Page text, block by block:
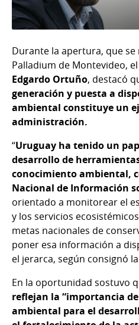
Durante la apertura, que se
Palladium de Montevideo,
Edgardo Ortuño, destacó
generación y puesta a
ambiental constituye un
administración.
“Uruguay ha tenido un
desarrollo de
conocimiento ambiental,
Nacional de Información
orientado a monitorear el
y los servicios
metas nacionales de
poner esa información a
el jerarca, según consignó
En la oportunidad sostuvo
reflejan la “importancia
ambiental para el